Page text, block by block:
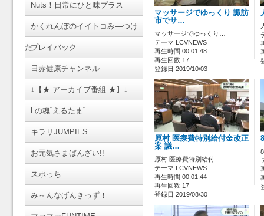
Nuts！日常にひと味プラス
かくれんぼのイイトコみ―つけ
たプレイバック
日赤健康チャンネル
↓【★ アーカイブ番組 ★】↓
Lの魂”えるたま”
キラリJUMPIES
お元気さまばんざい!!
スポっち
み～んなげんきっず！
マッサージでゆっくり 諏訪
市でサ…
マッサージでゆっくり…
テーマ LCVNEWS
再生時間 00:01:48
再生回数 17
登録日 2019/10/03
原村 医療費特別給付金改正
案 議…
原村 医療費特別給付…
テーマ LCVNEWS
再生時間 00:01:44
再生回数 17
登録日 2019/08/30